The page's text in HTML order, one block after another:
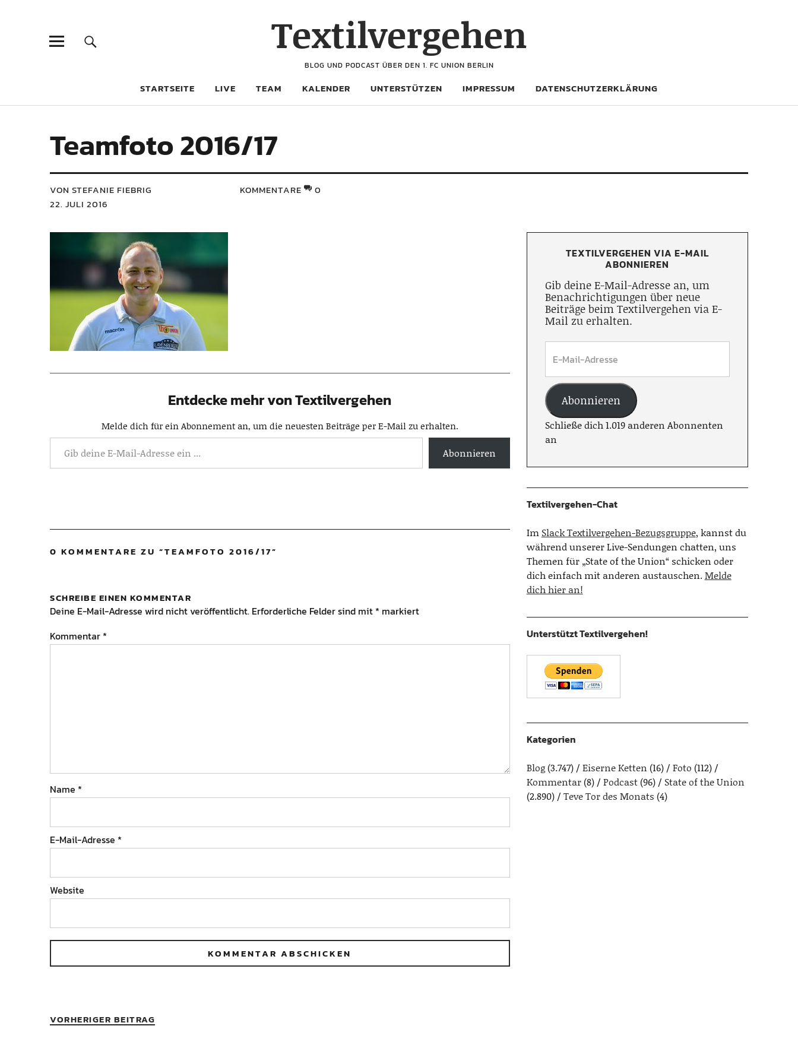
Textilvergehen
BLOG UND PODCAST ÜBER DEN 1. FC UNION BERLIN
STARTSEITE LIVE TEAM KALENDER UNTERSTÜTZEN IMPRESSUM DATENSCHUTZERKLÄRUNG
Teamfoto 2016/17
VON STEFANIE FIEBRIG
22. JULI 2016
KOMMENTARE 0
Entdecke mehr von Textilvergehen
Melde dich für ein Abonnement an, um die neuesten Beiträge per E-Mail zu erhalten.
Abonnieren
0 KOMMENTARE ZU “TEAMFOTO 2016/17”
SCHREIBE EINEN KOMMENTAR
Deine E-Mail-Adresse wird nicht veröffentlicht. Erforderliche Felder sind mit * markiert
Kommentar *
Name *
E-Mail-Adresse *
Website
VORHERIGER BEITRAG
TEXTILVERGEHEN VIA E-MAIL
ABONNIEREN
Gib deine E-Mail-Adresse an, um
Benachrichtigungen über neue
Beiträge beim Textilvergehen via E-
Mail zu erhalten.
Abonnieren
Schließe dich 1.019 anderen Abonnenten
an
Textilvergehen-Chat
Im Slack Textilvergehen-Bezugsgruppe, kannst du
während unserer Live-Sendungen chatten, uns
Themen für „State of the Union“ schicken oder
dich einfach mit anderen austauschen.Melde
dich hier an!
Unterstützt Textilvergehen!
Kategorien
Blog(3.747) Eiserne Ketten (16) Foto (112)
Kommentar(8) Podcast(96)
State of the Union
(2.890)
Teve Tor des Monats (4)